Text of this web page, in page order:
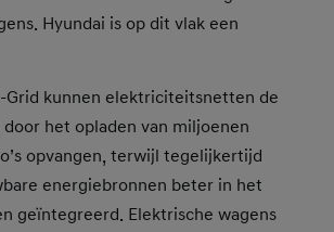
Hyundai is op dit vlak een
Grid kunnen elektriciteitsnetten de
het opladen van miljoenen
opvangen, terwijl tegelijkertijd
energiebronnen beter in het
geïntegreerd. Elektrische wagens